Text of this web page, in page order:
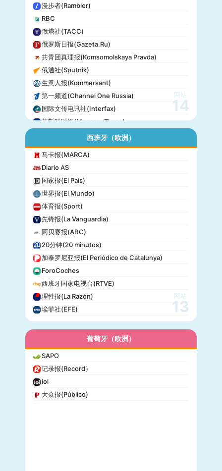
漫步者(Rambler)
RBC
俄塔社(TACC)
俄罗斯日报(Gazeta.Ru)
共青团真理报(Komsomolskaya Pravda)
俄通社(Sputnik)
生意人报(Kommersant)
第一频道(Channel One Russia)
国际文传电讯社(Interfax)
莫斯科时报(Moscow Times)
网站
14
西班牙（欧洲）
马卡报(MARCA)
Diario AS
国家报(El País)
世界报(El Mundo)
体育报(Sport)
先锋报(La Vanguardia)
阿贝赛报(ABC)
20分钟(20 minutos)
加泰罗尼亚报(El Periódico de Catalunya)
ForoCoches
西班牙国家电视台(RTVE)
理性报(La Razón)
埃菲社(EFE)
网站
13
葡萄牙（欧洲）
SAPO
记录报(Record）
iol
大众报(Público)